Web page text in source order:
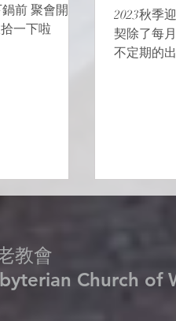
前 聚會開始
一下啦
2023秋季
契除了每
不定期的
教會
Church of